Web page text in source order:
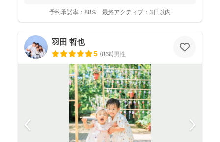
予約承諾率： 88% 最終アクティブ： 3日以内
羽田 哲也
5 (868)男性